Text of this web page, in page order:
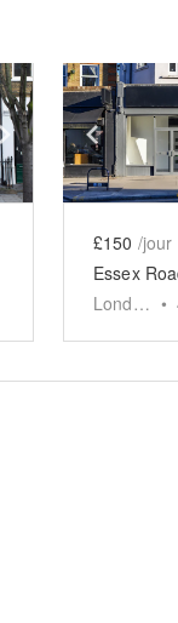
slideShow next slide
£150 /jour
London •